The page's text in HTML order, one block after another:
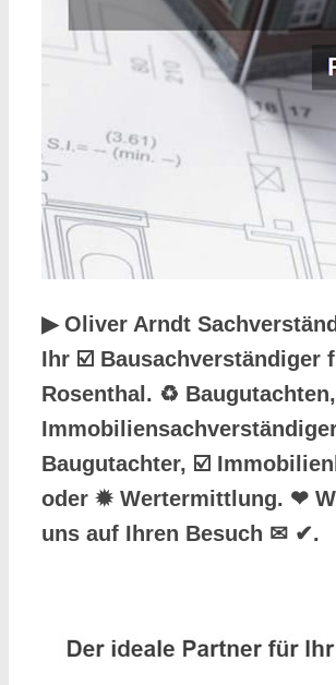
▶︎ Oliver Arndt
Ihr ☑️ Bausachverständiger
Rosenthal. ♻
Baugutachter, ☑️
oder ✹ Wertermittlung. ❤
uns auf Ihren Besuch ✉ ✔.